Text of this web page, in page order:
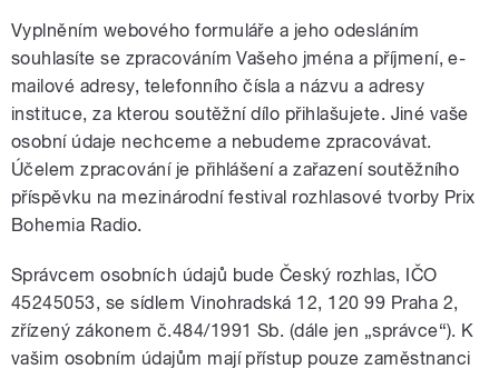
Vyplněním webového formuláře a jeho odesláním
souhlasíte se zpracováním Vašeho jména a příjmení, e-
mailové adresy, telefonního čísla a názvu a adresy
instituce, za kterou soutěžní dílo přihlašujete. Jiné vaše
osobní údaje nechceme a nebudeme zpracovávat.
Účelem zpracování je přihlášení a zařazení soutěžního
příspěvku na mezinárodní festival rozhlasové tvorby Prix
Bohemia Radio.
Správcem osobních údajů bude Český rozhlas, IČO
45245053, se sídlem Vinohradská 12, 120 99 Praha 2,
zřízený zákonem č.484/1991 Sb. (dále jen „správce“). K
vašim osobním údajům mají přístup pouze zaměstnanci